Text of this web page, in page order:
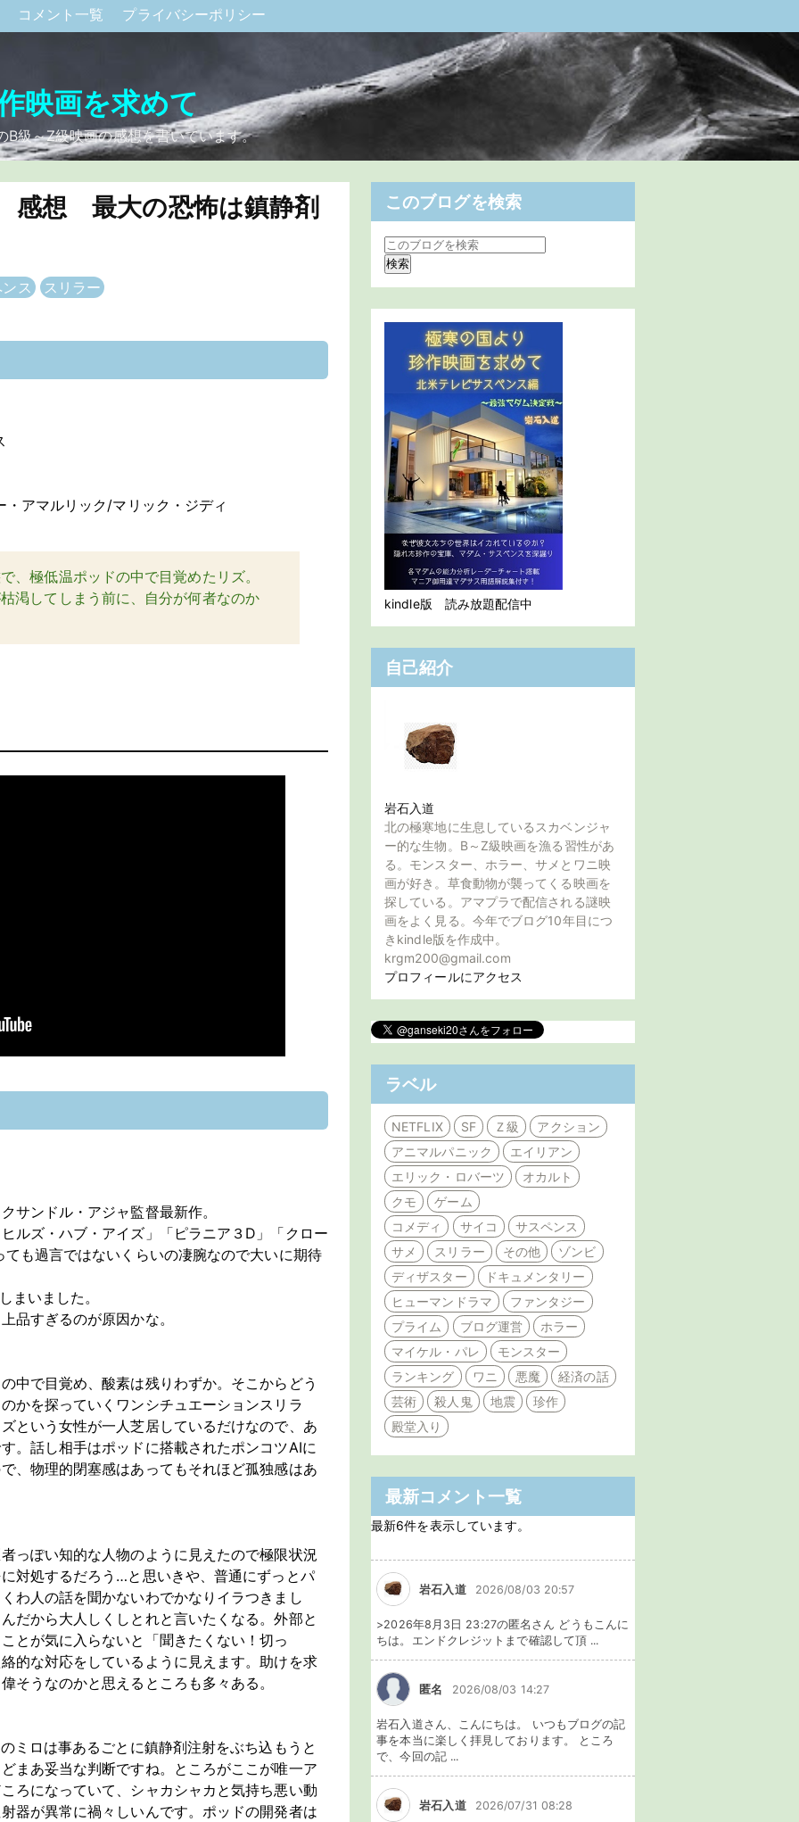
コメント一覧 プライバシーポリシー
映画を求めて
級～Z級映画の感想を書いています。
想 最大の恐怖は鎮静剤
ス スリラー
アマルリック/マリック・ジディ
、極低温ポッドの中で目覚めたリズ。
渇してしまう前に、自分が何者なのか
サンドル・アジャ監督最新作。
ルズ・ハブ・アイズ」「ピラニア３D」「クロー
も過言ではないくらいの凄腕なので大いに期待
まいました。
品すぎるのが原因かな。
中で目覚め、酸素は残りわずか。そこからどう
かを探っていくワンシチュエーションスリラ
という女性が一人芝居しているだけなので、あ
。話し相手はポッドに搭載されたポンコツAIに
、物理的閉塞感はあってもそれほど孤独感はあ
っぽい知的な人物のように見えたので極限状況
対処するだろう…と思いきや、普通にずっとパ
わ人の話を聞かないわでかなりイラつきまし
だから大人しくしとれと言いたくなる。外部と
とが気に入らないと「聞きたくない！切っ
的な対応をしているように見えます。助けを求
そうなのかと思えるところも多々ある。
ミロは事あるごとに鎮静剤注射をぶち込もうと
まあ妥当な判断ですね。ところがここが唯一ア
ろになっていて、シャカシャカと気持ち悪い動
器が異常に禍々しいんです。ポッドの開発者は
このブログを検索
kindle版 読み放題配信中
自己紹介
岩石入道
北の極寒地に生息しているスカベンジャ
ー的な生物。B～Z級映画を漁る習性があ
る。モンスター、ホラー、サメとワニ映
画が好き。草食動物が襲ってくる映画を
探している。アマプラで配信される謎映
画をよく見る。今年でブログ10年目につ
きkindle版を作成中。
krgm200@gmail.com
プロフィールにアクセス
ラベル
NETFLIX SF Ｚ級
アクション
アニマルパニック
エイリアン
エリック・ロバーツ
オカルト
クモ
ゲーム
コメディ
サイコ
サスペンス
サメ
スリラー その他
ゾンビ
ディザスター
ドキュメンタリー
ヒューマンドラマ
ファンタジー
プライム
ブログ運営
ホラー
マイケル・パレ
モンスター
ランキング
ワニ 悪魔
経済の話
芸術
殺人鬼 地震
珍作
殿堂入り
最新コメント一覧
最新6件を表示しています。
岩石入道 2026/08/03 20:57
>2026年8月3日 23:27の匿名さん どうもこんに
ちは。エンドクレジットまで確認して頂 ...
匿名 2026/08/03 14:27
岩石入道さん、こんにちは。 いつもブログの記
事を本当に楽しく拝見しております。 ところ
で、今回の記 ...
岩石入道 2026/07/31 08:28